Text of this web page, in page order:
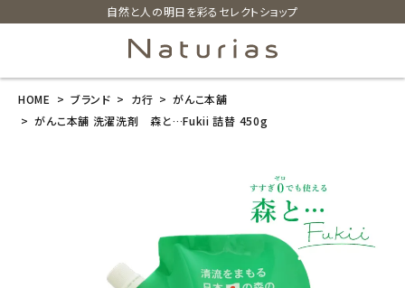
自然と人の明日を彩るセレクトショップ
search
HOME ブランド カ行
がんこ本舗
がんこ本舗 洗濯洗剤 森と…Fukii 詰替 450g